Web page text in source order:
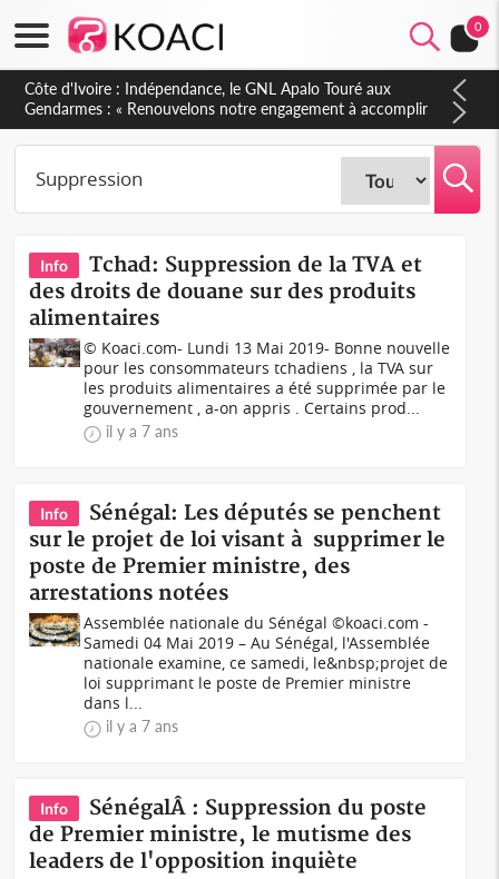
0
Côte d'Ivoire : Indépendance, le GNL Apalo Touré aux
Gendarmes : « Renouvelons notre engagement à accomplir
notre mission avec honneur, discipline, loyauté et
dévouement »
Info
Tchad: Suppression de la TVA et
des droits de douane sur des produits
alimentaires
© Koaci.com- Lundi 13 Mai 2019- Bonne nouvelle
pour les consommateurs tchadiens , la TVA sur
les produits alimentaires a été supprimée par le
gouvernement , a-on appris . Certains prod...
il y a 7 ans
Info
Sénégal: Les députés se penchent
sur le projet de loi visant à supprimer le
poste de Premier ministre, des
arrestations notées
Assemblée nationale du Sénégal ©koaci.com -
Samedi 04 Mai 2019 – Au Sénégal, l'Assemblée
nationale examine, ce samedi, le&nbsp;projet de
loi supprimant le poste de Premier ministre
dans l...
il y a 7 ans
Info
SénégalÂ : Suppression du poste
de Premier ministre, le mutisme des
leaders de l'opposition inquiète